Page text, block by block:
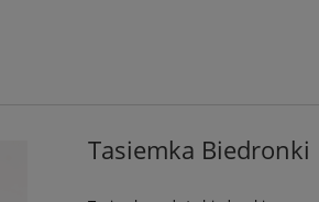
Tasiemka Biedronki